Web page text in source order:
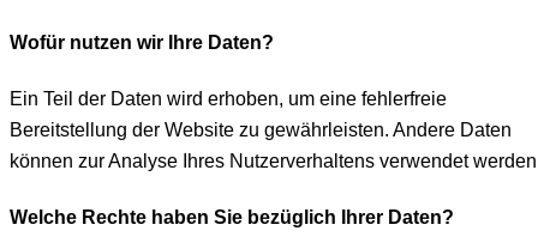
Wofür nutzen wir Ihre Daten?
Ein Teil der Daten wird erhoben, um eine fehlerfreie
Bereitstellung der Website zu gewährleisten. Andere Daten
können zur Analyse Ihres Nutzerverhaltens verwendet
Welche Rechte haben Sie bezüglich Ihrer Daten?